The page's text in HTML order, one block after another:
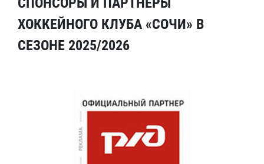
ХОККЕЙНОГО КЛУБА «СОЧИ» В
СЕЗОНЕ 2025/2026